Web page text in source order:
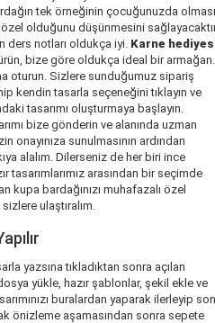
tek örneğinin çocuğunuzda olması
olduğunu düşünmesini
ders notları oldukça iyi. Karne
bize göre oldukça ideal bir armağan.
oturun. Sizlere sunduğumuz sipariş
kendin tasarla seçeneğini tıklayın ve
tasarımı oluşturmaya başlayın.
bize gönderin ve alanında uzman
onayınıza sunulmasının ardından
alalım. Dilerseniz de her biri ince
tasarımlarımız arasından bir seçimde
kupa bardağınızı muhafazalı özel
ulaştıralım.
yazsına tıkladıktan sonra açılan
yükle, hazır şablonlar, şekil ekle ve
buralardan yaparak ilerleyip son
önizleme aşamasından sonra sepete